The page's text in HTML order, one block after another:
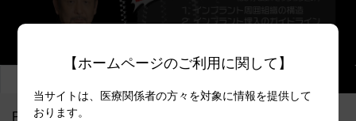
Practical Management for Optimal Esthetics in Implant
【ホームページのご利用に関して】
当サイトは、医療関係者の方々を対象に情報を提供して
おります。